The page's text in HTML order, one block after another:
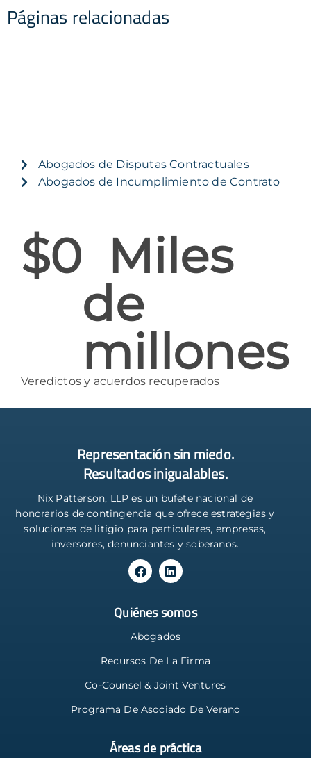
Páginas relacionadas
Abogados de Disputas Contractuales
Abogados de Incumplimiento de Contrato
$0
de
millones
Veredictos y acuerdos recuperados
Representación sin miedo.
Resultados inigualables.
Nix Patterson, LLP es un bufete nacional de
honorarios de contingencia que ofrece estrategias y
soluciones de litigio para particulares, empresas,
inversores, denunciantes y soberanos.
Quiénes somos
Abogados
Recursos De La Firma
Co-Counsel & Joint Ventures
Programa De Asociado De Verano
Áreas de práctica